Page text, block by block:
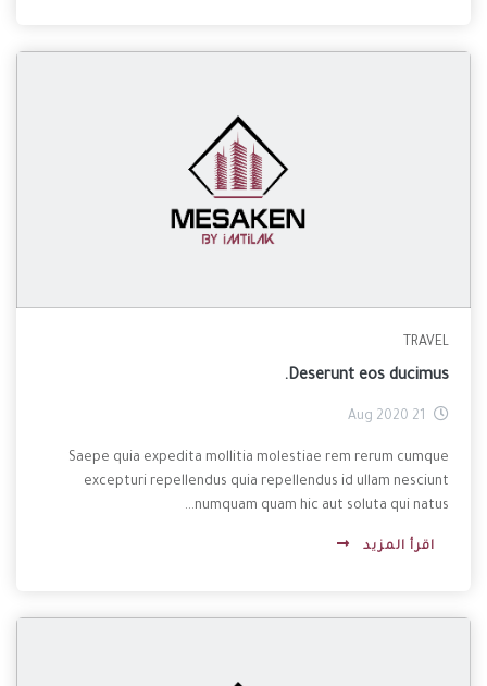
TRAVEL
Deserunt eos ducimus.
21 Aug 2020
Saepe quia expedita mollitia molestiae rem rerum cumque
excepturi repellendus quia repellendus id ullam nesciunt
numquam quam hic aut soluta qui natus...
اقرأ المزيد